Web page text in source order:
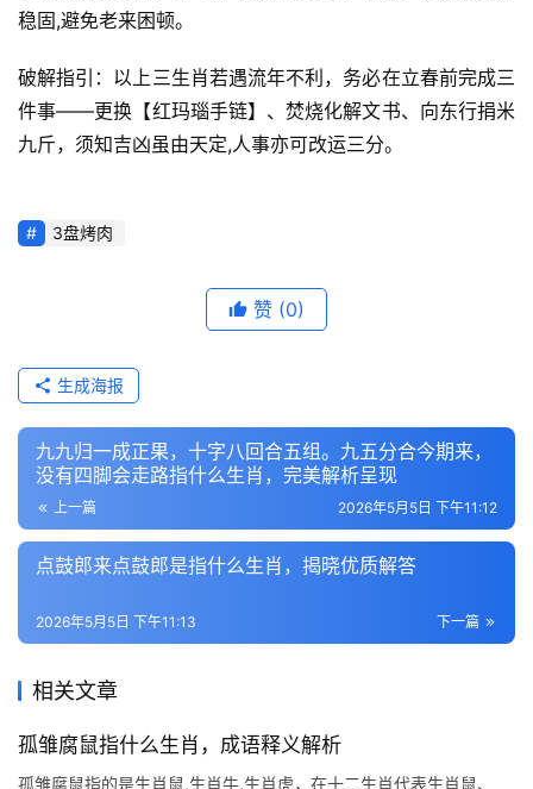
稳固,避免老来困顿。
破解指引：以上三生肖若遇流年不利，务必在立春前完成三
件事——更换【红玛瑙手链】、焚烧化解文书、向东行捐米
九斤，须知吉凶虽由天定,人事亦可改运三分。
3盘烤肉
赞 (0)
生成海报
九九归一成正果，十字八回合五组。九五分合今期来，
没有四脚会走路指什么生肖，完美解析呈现
上一篇 2026年5月5日 下午11:12
点鼓郎来点鼓郎是指什么生肖，揭晓优质解答
下一篇
2026年5月5日 下午11:13
相关文章
孤雏腐鼠指什么生肖，成语释义解析
孤雏腐鼠指的是生肖鼠,生肖牛,生肖虎，在十二生肖代表生肖鼠、